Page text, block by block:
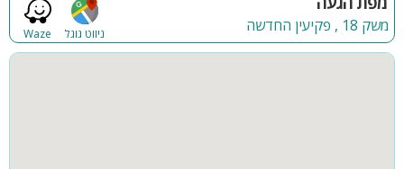
Waze ניווט גוגל משק 18 , פקיעין החדשה